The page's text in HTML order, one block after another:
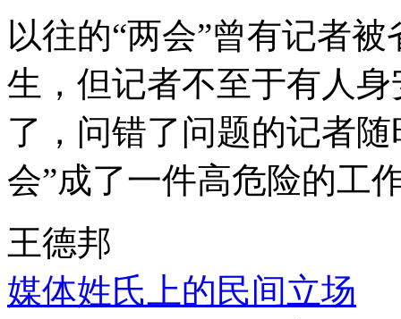
以往的“两会”曾有记者
生，但记者不至于有人
了，问错了问题的记者
会”成了一件高危险的工
王德邦
媒体姓氏上的民间立场